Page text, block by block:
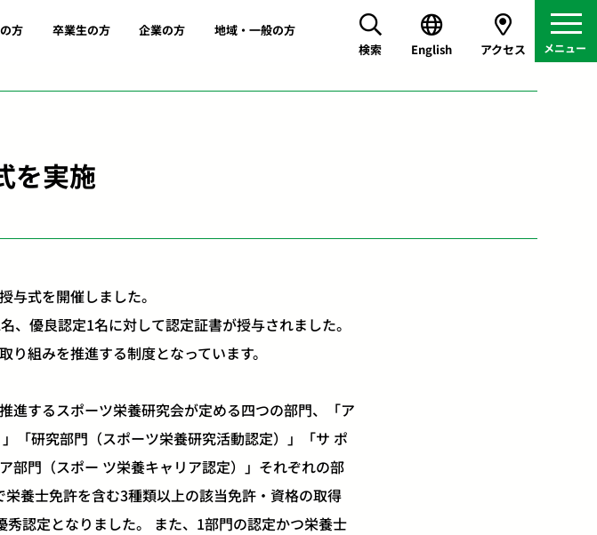
方 卒業生の方 企業の方
地域・一般の方
検索
English アクセス
を実施
式を開催しました。
優良認定1名に対して認定証書が授与されました。
組みを推進する制度となっています。
するスポーツ栄養研究会が定める四つの部門、「ア
「研究部門（スポーツ栄養研究活動認定）」「サ ポ
部門（スポー ツ栄養キャリア認定）」それぞれの部
養士免許を含む3種類以上の該当免許・資格の取得
認定となりました。 また、1部門の認定かつ栄養士